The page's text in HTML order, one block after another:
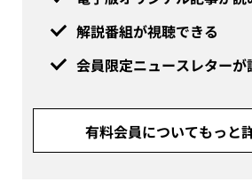
解説番組が視聴できる
会員限定ニュースレターが
有料会員についてもっと